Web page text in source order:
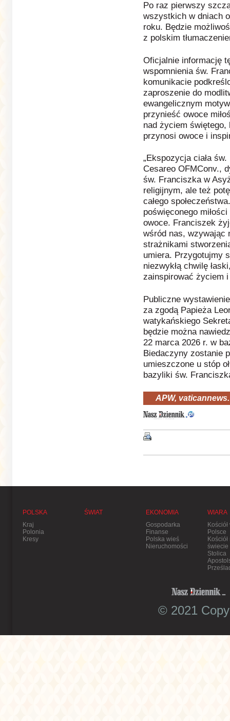
Po raz pierwszy
wszystkich w dniach
roku. Będzie
z polskim
Oficjalnie informację
wspomnienia św.
komunikacie
zaproszenie do
ewangelicznym
przynieść owoce
nad życiem
przynosi owoce i
„Ekspozycja ciała
Cesareo OFMConv.,
św. Franciszka w
religijnym, ale też
całego
poświęconego
owoce. Franciszek
wśród nas, wzywając
strażnikami
umiera. Przygotujmy
niezwykłą chwilę
zainspirować życiem
Publiczne
za zgodą Papieża
watykańskiego
będzie można
22 marca 2026 r. w
Biedaczyny zostanie
umieszczone u stóp
bazyliki św.
APW,
POLSKA
Kraj
Polonia
Kresy
ŚWIAT
EKONOMIA
Gospodarka
Finanse
Polska wieś
Nieruchomości
WIARA
Kościół
Polsce
Kościół
świecie
Stolica
© 2021